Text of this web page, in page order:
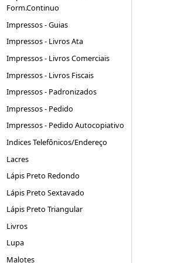
Form.Continuo
Impressos - Guias
Impressos - Livros Ata
Impressos - Livros Comerciais
Impressos - Livros Fiscais
Impressos - Padronizados
Impressos - Pedido
Impressos - Pedido Autocopiativo
Indices Telefônicos/Endereço
Lacres
Lápis Preto Redondo
Lápis Preto Sextavado
Lápis Preto Triangular
Livros
Lupa
Malotes